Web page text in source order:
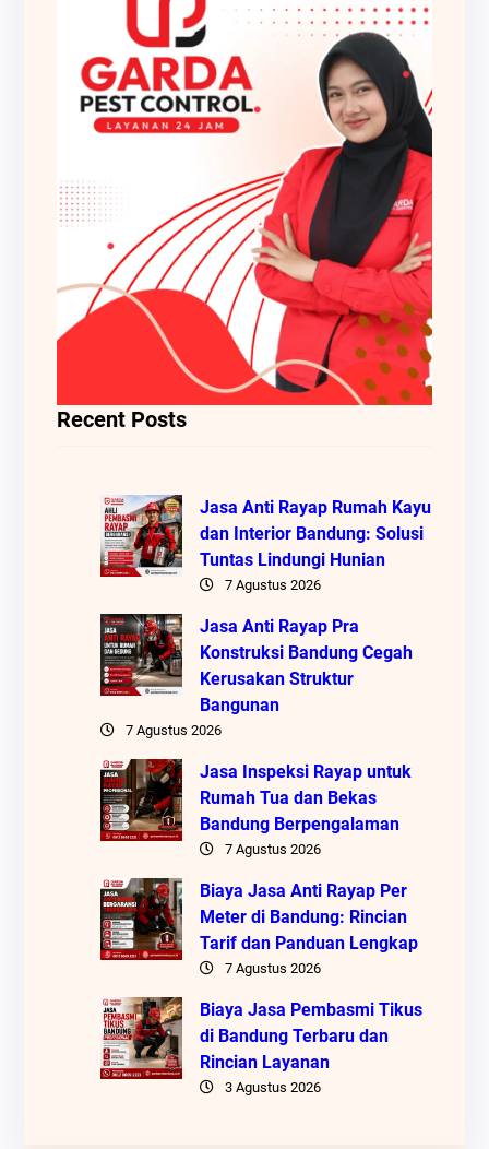
Recent Posts
Jasa Anti Rayap Rumah Kayu
dan Interior Bandung: Solusi
Tuntas Lindungi Hunian
7 Agustus 2026
Jasa Anti Rayap Pra
Konstruksi Bandung Cegah
Kerusakan Struktur
Bangunan
7 Agustus 2026
Jasa Inspeksi Rayap untuk
Rumah Tua dan Bekas
Bandung Berpengalaman
7 Agustus 2026
Biaya Jasa Anti Rayap Per
Meter di Bandung: Rincian
Tarif dan Panduan Lengkap
7 Agustus 2026
Biaya Jasa Pembasmi Tikus
di Bandung Terbaru dan
Rincian Layanan
3 Agustus 2026